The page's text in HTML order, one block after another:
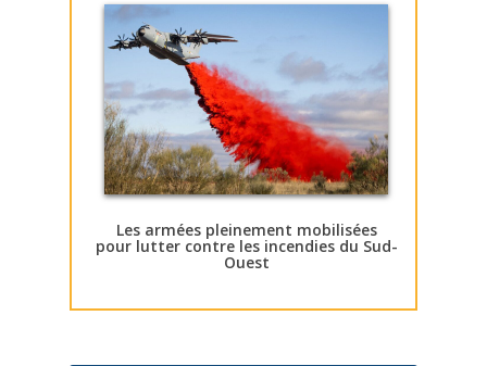
Les armées pleinement mobilisées
pour lutter contre les incendies du Sud-
Ouest